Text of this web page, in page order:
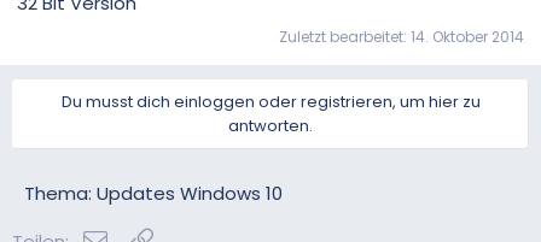
Zuletzt bearbeitet: 14. Oktober 2014
Du musst dich einloggen oder registrieren, um hier zu
antworten.
Thema: Updates Windows 10